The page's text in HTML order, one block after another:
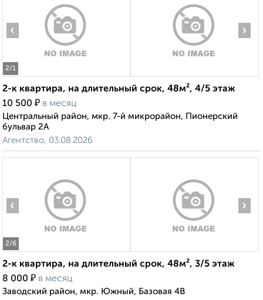
2/1
‹ ›
2-к квартира, на длительный срок, 48м², 4/5 этаж
10 500 ₽ в месяц
Центральный район, мкр. 7-й микрорайон, Пионерский
бульвар 2А
Агентство, 03.08.2026
2/6
‹ ›
2-к квартира, на длительный срок, 48м², 3/5 этаж
8 000 ₽ в месяц
Заводский район, мкр. Южный, Базовая 4В